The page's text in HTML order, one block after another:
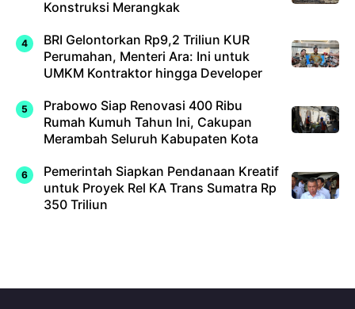
Konstruksi Merangkak
BRI Gelontorkan Rp9,2 Triliun KUR
Perumahan, Menteri Ara: Ini untuk
UMKM Kontraktor hingga Developer
Prabowo Siap Renovasi 400 Ribu
Rumah Kumuh Tahun Ini, Cakupan
Merambah Seluruh Kabupaten Kota
Pemerintah Siapkan Pendanaan Kreatif
untuk Proyek Rel KA Trans Sumatra Rp
350 Triliun